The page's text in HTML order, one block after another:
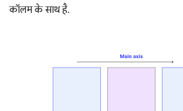
कॉलम के साथ है.